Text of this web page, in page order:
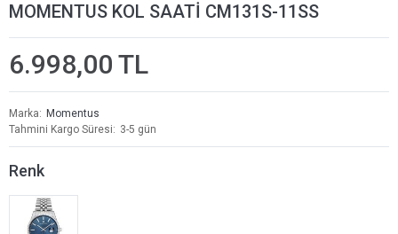
MOMENTUS KOL SAATİ CM131S-11SS
6.998,00 TL
Marka
Momentus
Tahmini Kargo Süresi
3-5 gün
Renk